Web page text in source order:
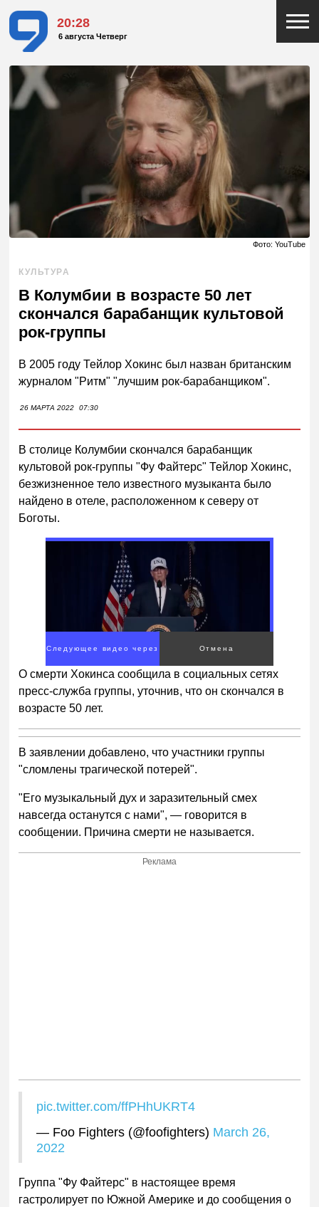
20:28
6 августа Четверг
Фото: YouTube
КУЛЬТУРА
В Колумбии в возрасте 50 лет
скончался барабанщик культовой
рок-группы
В 2005 году Тейлор Хокинс был назван британским
журналом "Ритм" "лучшим рок-барабанщиком".
26 МАРТА 2022 07:30
В столице Колумбии скончался барабанщик
культовой рок-группы "Фу Файтерс" Тейлор Хокинс,
безжизненное тело известного музыканта было
найдено в отеле, расположенном к северу от
Боготы.
Следующее видео через
1
Отмена
О смерти Хокинса сообщила в социальных сетях
пресс-служба группы, уточнив, что он скончался в
возрасте 50 лет.
В заявлении добавлено, что участники группы
"сломлены трагической потерей".
"Его музыкальный дух и заразительный смех
навсегда останутся с нами",— говорится в
сообщении. Причина смерти не называется.
Реклама
pic.twitter.com/ffPHhUKRT4
— Foo Fighters (@foofighters) March 26,
2022
Группа "Фу Файтерс" в настоящее время
гастролирует по Южной Америке и до сообщения о